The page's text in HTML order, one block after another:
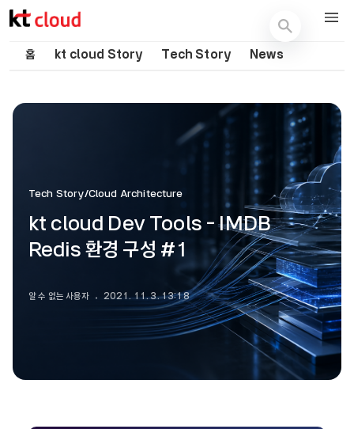
기술 블로그 (Tech) | kt cloud
홈 kt cloud Story Tech Story News
Tech Story/Cloud Architecture
kt cloud Dev Tools - IMDB
Redis 환경 구성 #1
알 수 없는 사용자 2021. 11. 3. 13:18